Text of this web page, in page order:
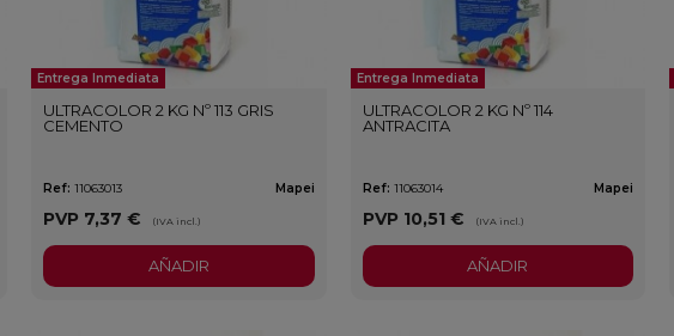
Entrega Inmediata
ULTRACOLOR 2 KG Nº 113 GRIS
CEMENTO
Ref: 11063013 Mapei
PVP 7,37 € (IVA incl.)
AÑADIR
Entrega Inmediata
ULTRACOLOR 2 KG Nº 114
ANTRACITA
Ref: 11063014 Mapei
PVP 10,51 € (IVA incl.)
AÑADIR